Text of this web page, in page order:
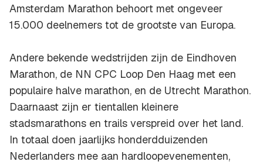
Amsterdam Marathon behoort met ongeveer
15.000 deelnemers tot de grootste van Europa.
Andere bekende wedstrijden zijn de Eindhoven
Marathon, de NN CPC Loop Den Haag met een
populaire halve marathon, en de Utrecht Marathon.
Daarnaast zijn er tientallen kleinere
stadsmarathons en trails verspreid over het land.
In totaal doen jaarlijks honderdduizenden
Nederlanders mee aan hardloopevenementen,